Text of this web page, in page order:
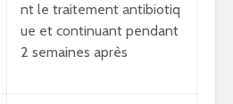
nt le traitement antibiotiq
ue et continuant pendant
2 semaines après